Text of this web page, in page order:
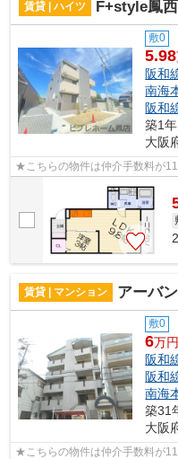
賃貸 | ハイツ F+style鳳西
敷0
5.98
阪和
南海
阪和
築1
大阪
★こちらの物件は仲介手数料が
賃貸 | マンション アーバ
敷0
6万円
阪和
阪和
南海
築31
大阪
★こちらの物件は仲介手数料が